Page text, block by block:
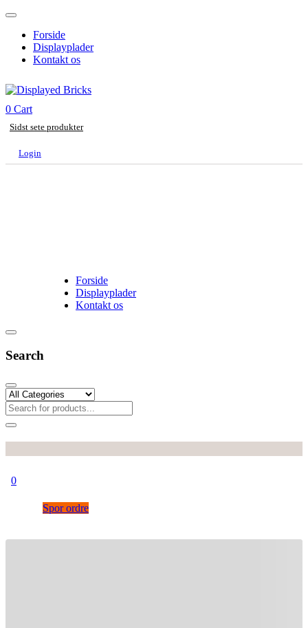
Forside
Displayplader
Kontakt os
0 Cart
Sidst sete produkter
Login
Forside
Displayplader
Kontakt os
Search
0
Spor ordre